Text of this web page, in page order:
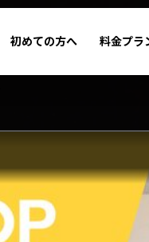
初めての方へ 料金プラ